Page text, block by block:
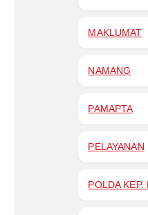
MAKLUMAT
NAMANG
PAMAPTA
PELAYANAN
POLDA KEP.